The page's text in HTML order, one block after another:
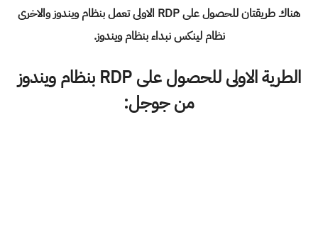
هناك طريقتان للحصول على RDP الاولى تعمل بنظام ويندوز والاخرى
نظام لينكس نبداء بنظام ويندوز.
الطرية الاولى للحصول على RDP بنظام ويندوز
من جوجل: